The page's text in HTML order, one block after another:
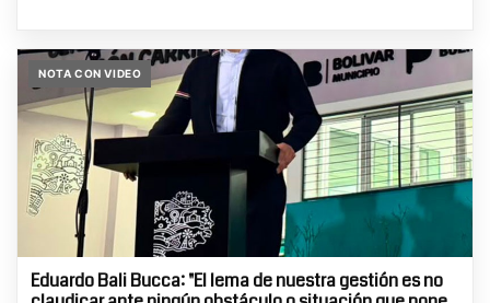
NOTA CON VIDEO
Eduardo Bali Bucca: "El lema de nuestra gestión es no